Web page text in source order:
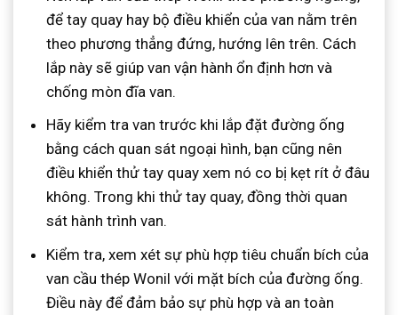
để tay quay hay bộ điều khiển của van nằm trên
theo phương thẳng đứng, hướng lên trên. Cách
lắp này sẽ giúp van vận hành ổn định hơn và
chống mòn đĩa van.
Hãy kiểm tra van trước khi lắp đặt đường ống
bằng cách quan sát ngoại hình, bạn cũng nên
điều khiển thử tay quay xem nó co bị kẹt rít ở đâu
không. Trong khi thử tay quay, đồng thời quan
sát hành trình van.
Kiểm tra, xem xét sự phù hợp tiêu chuẩn bích của
van cầu thép Wonil với mặt bích của đường ống.
Điều này để đảm bảo sự phù hợp và an toàn